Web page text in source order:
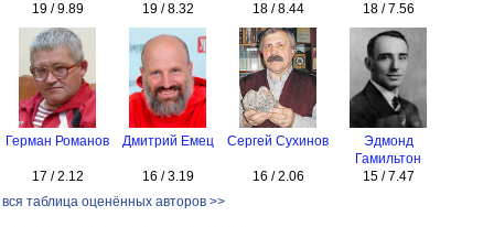
19 / 9.89
19 / 8.32
18 / 8.44
18 / 7.56
Герман Романов
17 / 2.12
Дмитрий Емец
16 / 3.19
Сергей Сухинов
16 / 2.06
Эдмонд
Гамильтон
15 / 7.47
вся таблица оценённых авторов >>